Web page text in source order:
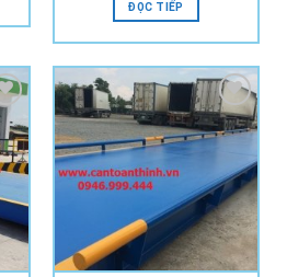
ĐỌC TIẾP
to
Wishlist